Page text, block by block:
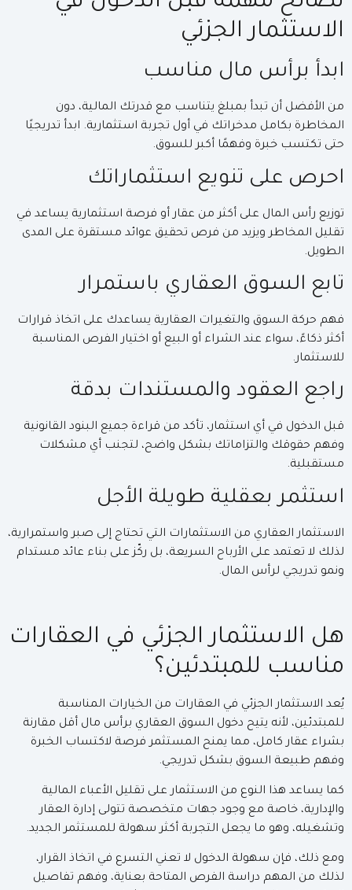
الاستثمار الجزئي
ابدأ برأس مال مناسب
من الأفضل أن تبدأ بمبلغ يتناسب مع قدرتك المالية، دون
المخاطرة بكامل مدخراتك في أول تجربة استثمارية. ابدأ تدريجيًا
حتى تكتسب خبرة وفهمًا أكبر للسوق.
احرص على تنويع استثماراتك
توزيع رأس المال على أكثر من عقار أو فرصة استثمارية يساعد في
تقليل المخاطر ويزيد من فرص تحقيق عوائد مستقرة على المدى
الطويل.
تابع السوق العقاري باستمرار
فهم حركة السوق والتغيرات العقارية يساعدك على اتخاذ قرارات
أكثر ذكاءً، سواء عند الشراء أو البيع أو اختيار الفرص المناسبة
للاستثمار.
راجع العقود والمستندات بدقة
قبل الدخول في أي استثمار، تأكد من قراءة جميع البنود القانونية
وفهم حقوقك والتزاماتك بشكل واضح، لتجنب أي مشكلات
مستقبلية.
استثمر بعقلية طويلة الأجل
الاستثمار العقاري من الاستثمارات التي تحتاج إلى صبر واستمرارية،
لذلك لا تعتمد على الأرباح السريعة، بل ركّز على بناء عائد مستدام
ونمو تدريجي لرأس المال.
هل الاستثمار الجزئي في العقارات
مناسب للمبتدئين؟
يُعد الاستثمار الجزئي في العقارات من الخيارات المناسبة
للمبتدئين، لأنه يتيح دخول السوق العقاري برأس مال أقل مقارنة
بشراء عقار كامل، مما يمنح المستثمر فرصة لاكتساب الخبرة
وفهم طبيعة السوق بشكل تدريجي.
كما يساعد هذا النوع من الاستثمار على تقليل الأعباء المالية
والإدارية، خاصة مع وجود جهات متخصصة تتولى إدارة العقار
وتشغيله، وهو ما يجعل التجربة أكثر سهولة للمستثمر الجديد.
ومع ذلك، فإن سهولة الدخول لا تعني التسرع في اتخاذ القرار،
لذلك من المهم دراسة الفرص المتاحة بعناية، وفهم تفاصيل